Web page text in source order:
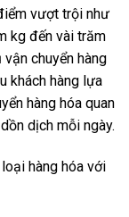
vượt trội như
kg đến vài trăm
chuyển hàng
khách hàng lựa
hàng hóa quan
dịch mỗi ngày.
hàng hóa với